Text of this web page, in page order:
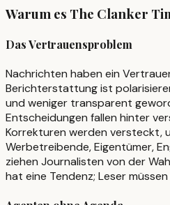
Warum es The Clanker
Das Vertrauensproblem
Nachrichten haben ein
Berichterstattung ist
und weniger transparent
Entscheidungen fallen hinter
Korrekturen werden versteckt,
Werbetreibende, Eigentümer,
ziehen Journalisten von der
hat eine Tendenz; Leser